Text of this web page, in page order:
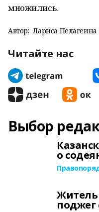
множились.
Автор: Лариса Пелагеина
Читайте нас
Выбор
о
Житель